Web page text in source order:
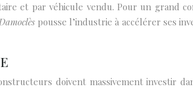
et par véhicule vendu. Pour un grand
pousse l’industrie à accélérer ses
doivent massivement investir